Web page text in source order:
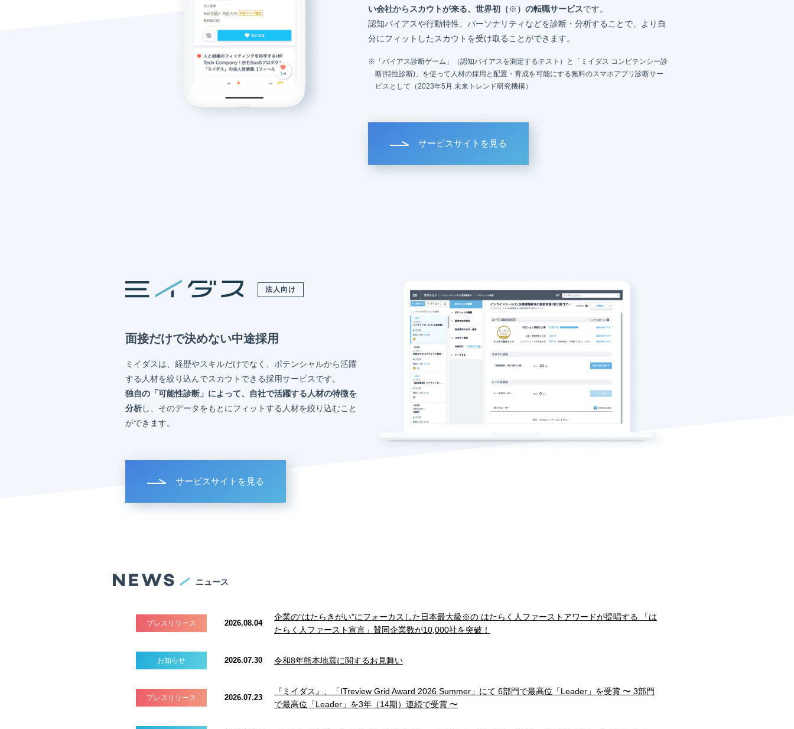
い会社からスカウトが来る、世界初（※ ）の転職サービスです。
認知バイアスや行動特性、パーソナリティなどを診断・分析することで、より自
分にフィットしたスカウトを受け取ることができます。
「バイアス診断ゲーム」（認知バイアスを測定するテスト）と「ミイダス コンピテンシー診
断(特性診断)」を使って人材の採用と配置・育成を可能にする無料のスマホアプリ診断サー
ビスとして（2023年5月 未来トレンド研究機構）
サービスサイトを見る
法人向け
面接だけで決めない中途採用
ミイダスは、経歴やスキルだけでなく、ポテンシャルから活躍
する人材を絞り込んでスカウトできる採用サービスです。
独自の「可能性診断」によって、自社で活躍する人材の特徴を
分析し、そのデータをもとにフィットする人材を絞り込むこと
ができます。
サービスサイトを見る
ニュース
プレスリリース 2026.08.04
企業の“はたらきがい”にフォーカスした日本最大級※の はたらく人ファーストアワードが提唱する 「は
たらく人ファースト宣言」賛同企業数が10,000社を突破！
お知らせ 2026.07.30 令和8年熊本地震に関するお見舞い
プレスリリース 2026.07.23
『ミイダス』、「ITreview Grid Award 2026 Summer」にて 6部門で最高位「Leader」を受賞 〜 3部門
で最高位「Leader」を3年（14期）連続で受賞 〜